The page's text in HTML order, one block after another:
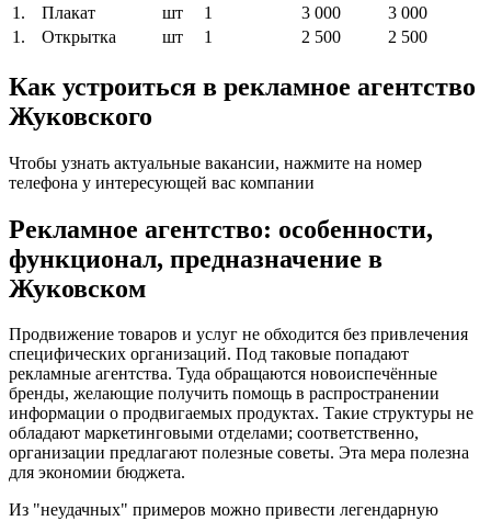
1.
Плакат шт 1 3 000
3 000
1.
Открытка шт 1 2 500 2 500
Как устроиться в рекламное агентство
Жуковского
Чтобы узнать актуальные вакансии, нажмите на номер
телефона у интересующей вас компании
Рекламное агентство: особенности,
функционал, предназначение в
Жуковском
Продвижение товаров и услуг не обходится без привлечения
специфических организаций. Под таковые попадают
рекламные агентства. Туда обращаются новоиспечённые
бренды, желающие получить помощь в распространении
информации о продвигаемых продуктах. Такие структуры не
обладают маркетинговыми отделами; соответственно,
организации предлагают полезные советы. Эта мера полезна
для экономии бюджета.
Из "неудачных" примеров можно привести легендарную